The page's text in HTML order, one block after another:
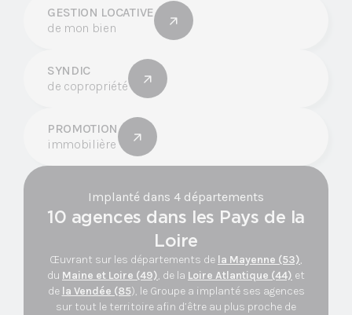
GESTION LOCATIVE
de mon bien
SYNDIC
de copropriété
PROMOTION
immobilière
Implanté dans 4 départements
10 agences dans les Pays de la
Loire
Œuvrant sur les départements de la Mayenne (53),
du Maine et Loire (49), de la Loire Atlantique (44) et
de la Vendée (85), le Groupe a implanté ses agences
sur tout le territoire afin d’être au plus proche de